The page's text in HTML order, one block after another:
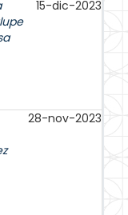
15-dic-2023
28-nov-2023